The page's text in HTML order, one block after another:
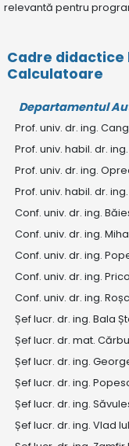
relevantă pentru
Cadre
Calculatoare
Departamentul
Prof. univ. dr. ing.
Prof. univ. habil. dr.
Prof. univ. dr. ing.
Prof. univ. habil. dr.
Conf. univ. dr. ing.
Conf. univ. dr. ing.
Conf. univ. dr. ing.
Conf. univ. dr. ing.
Conf. univ. dr. ing.
Șef lucr. dr. ing. Bala
Șef lucr. dr. mat.
Șef lucr. dr. ing.
Șef lucr. dr. ing.
Șef lucr. dr. ing.
Șef lucr. dr. ing. Vlad